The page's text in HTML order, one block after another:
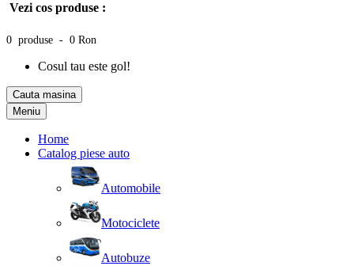
Vezi cos produse :
0 produse - 0 Ron
Cosul tau este gol!
Cauta masina
Meniu
Home
Catalog piese auto
Automobile
Motociclete
Autobuze